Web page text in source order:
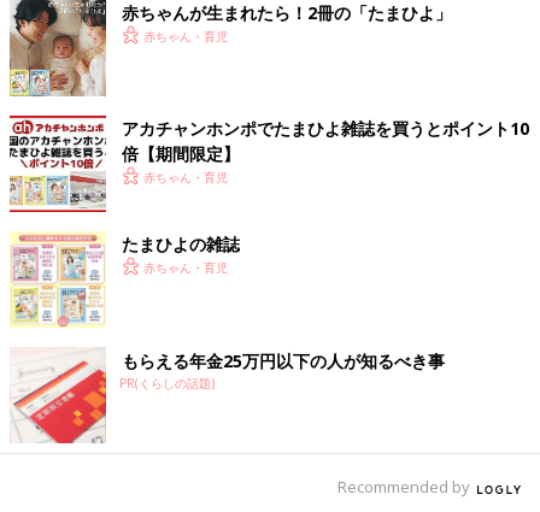
歯と歯の間は歯ブラシが届きにくく、汚れがたまりやすい箇所で
す。
歯間ブラシなどを使い、歯垢や食べかすを残さないようにしまし
ょう。また、フッ素入りの歯磨き粉を使うことで歯の再石灰化を
促し、虫歯に負けにくい歯になります。
歯磨き後に口内洗浄液を使用すると、殺菌効果があるためより効
いる場合があり、やりすぎは口内を乾燥させて細菌の繁殖を招い
たり、善玉菌も一掃して口内細菌のバランスを崩したりします。
口内洗浄液は1日2〜3回程度にとどめ、やりすぎには注意してく
ださい。
寝かしつけ中にうっかり自分も寝てしまい、歯磨きをし忘れる日
がある人は、子どもと同じタイミングに歯を磨く習慣をつけまし
ょう。そのあとは、自分が就寝するまで間食をしないことが重要
です。
赤ちゃんが生まれたら！2冊の「たまひよ」
赤ちゃん・育児
アカチャンホンポでたまひよ雑誌を買うとポイント10
倍【期間限定】
赤ちゃん・育児
たまひよの雑誌
赤ちゃん・育児
もらえる年金25万円以下の人が知るべき事
PR(くらしの話題)
Recommended by